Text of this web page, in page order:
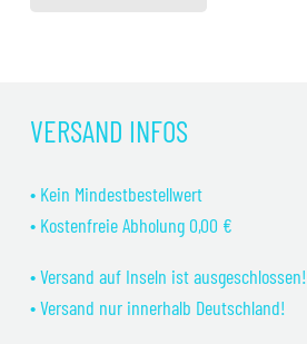
VERSAND INFOS
• Kein Mindestbestellwert
• Kostenfreie Abholung 0,00 €
• Versand auf Inseln ist ausgeschlossen!
• Versand nur innerhalb Deutschland!